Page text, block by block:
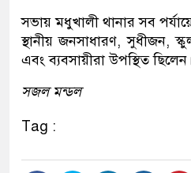
সভায় মধুখালী থানার সব
স্থানীয় জনসাধারণ, সুধীজন,
এবং ব্যবসায়ীরা উপস্থিত ছিলেন।
সজল মন্ডল
Tag :